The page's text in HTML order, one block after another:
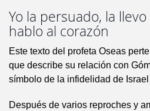
Yo la persuado, la
hablo al corazón
Este texto del profeta Oseas
que describe su relación con
símbolo de la infidelidad de
Después de varios reproches y